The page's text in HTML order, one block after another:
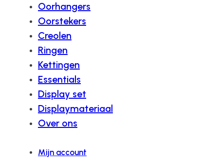
Oorhangers
Oorstekers
Creolen
Ringen
Kettingen
Essentials
Display set
Displaymateriaal
Over ons
Mijn account